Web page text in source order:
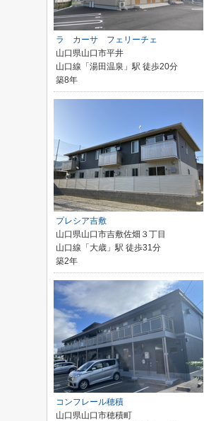
ラ カーサ フェリーチェ
山口県山口市平井
山口線「湯田温泉」駅 徒歩20分
築8年
プレシア吉敷
山口県山口市吉敷佐畑３丁目
山口線「大歳」駅 徒歩31分
築2年
コンフレール穂積
山口県山口市穂積町